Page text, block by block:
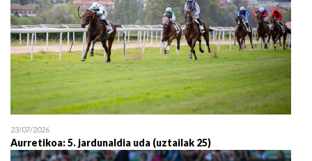
23/07/2026
Aurretikoa: 5. jardunaldia uda (uztailak 25)